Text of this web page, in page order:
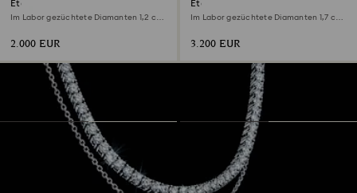
Eternity Solitärring
Im Labor gezüchtete Diamanten 1,2 ct
2.000 EUR
Eternity Solitärring
Im Labor gezüchtete Diamanten 1,7 ct
3.200 EUR